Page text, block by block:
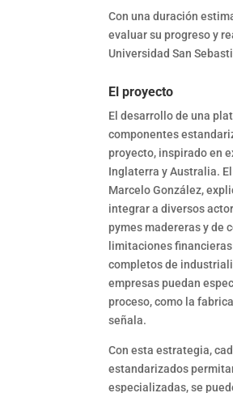
Con una duración
evaluar su progreso y
Universidad San
El proyecto
El desarrollo de una
componentes
proyecto, inspirado en
Inglaterra y Australia.
Marcelo González,
integrar a diversos
pymes madereras y de
limitaciones
completos de
empresas puedan
proceso, como la
señala.
Con esta estrategia,
estandarizados
especializadas, se